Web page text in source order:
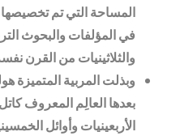
المساحة التي تم تخصيصها
في المؤلفات والبحوث
والثلاثينيات من القرن
وبذلت المربية المتميزة
بعدها العالِم المعروف كاتل
الأربعينيات وأوائل